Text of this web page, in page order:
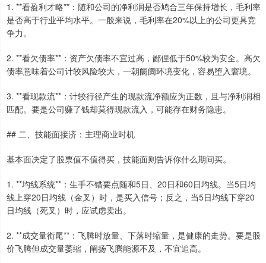
1. **看盈利才略**：随和公司的净利润是否鸠合三年保持增长，毛利率
是否高于行业平均水平。一般来说，毛利率在20%以上的公司更具竞
争力。
2. **看欠债率**：资产欠债率不宜过高，鄙俚低于50%较为安全。高欠
债率意味着公司计较风险较大，一朝阛阓环境变化，容易堕入窘境。
3. **看现款流**：计较行径产生的现款流净额应为正数，且与净利润相
匹配。要是公司赚了钱却莫得现款流入，可能存在财务隐患。
## 二、技能面接济：主理商业时机
基本面决定了股票值不值得买，技能面则告诉你什么期间买。
1. **均线系统**：生手不错要点随和5日、20日和60日均线。当5日均
线上穿20日均线（金叉）时，是买入信号；反之，当5日均线下穿20
日均线（死叉）时，应试虑卖出。
2. **成交量衔尾**：飞腾时放量、下落时缩量，是健康的走势。要是股
价飞腾但成交量萎缩，阐扬飞腾能源不及，不宜追高。